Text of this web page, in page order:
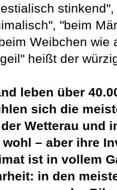
stinkend",
"beim
Weibchen wie
heißt der
leben über
sich die
Wetterau und
– aber ihre
ist in vollem
in den